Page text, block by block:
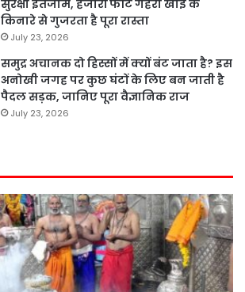
सुरक्षा इंतजाम, हजारों फीट गहरी खाई के
किनारे से गुजरता है पूरा रास्ता
July 23, 2026
समुद्र अचानक दो हिस्सों में क्यों बंट जाता है? इस
अनोखी जगह पर कुछ घंटों के लिए बन जाती है
पैदल सड़क, जानिए पूरा वैज्ञानिक राज
July 23, 2026